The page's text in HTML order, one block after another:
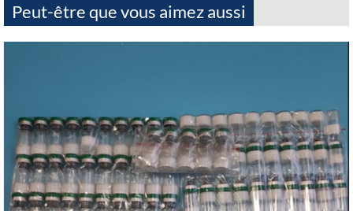
Peut-être que vous aimez aussi